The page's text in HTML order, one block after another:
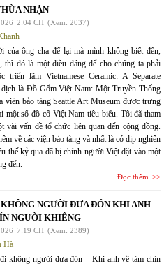
NHẬN
2:04 CH (Xem: 2037)
của ông cha để lại mà mình không biết đến,
thì đó là một điều đáng để cho chúng ta phải
triển lãm Vietnamese Ceramic: A Separate
là Đồ Gốm Việt Nam: Một Truyền Thống
viện bảo tàng Seattle Art Museum được trưng
một số đồ cổ Việt Nam tiêu biểu. Tôi đã tham
vài vấn đề tổ chức liên quan đến cộng đồng.
về các viện bảo tàng và nhất là có dịp nghiên
thế kỷ qua đã bị chính người Việt đặt vào một
đến.
Đọc thêm
NGƯỜI ĐƯA ĐÓN KHI ANH
NGƯỜI KHIÊNG
7:19 CH (Xem: 2389)
Hà
không người đưa đón – Khi anh về tám chín